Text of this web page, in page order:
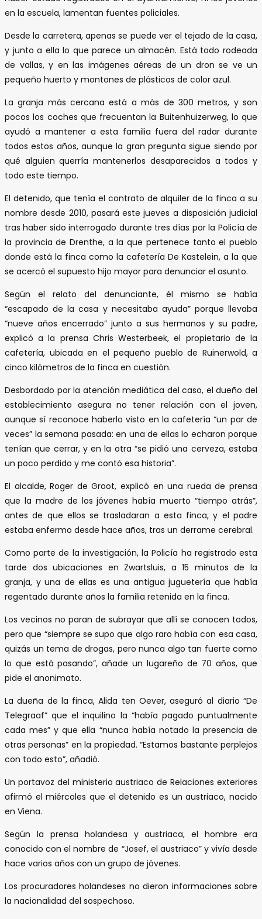
en la escuela, lamentan fuentes policiales.
Desde la carretera, apenas se puede ver el tejado de la casa,
y junto a ella lo que parece un almacén. Está todo rodeada
de vallas, y en las imágenes aéreas de un dron se ve un
pequeño huerto y montones de plásticos de color azul.
La granja más cercana está a más de 300 metros, y son
pocos los coches que frecuentan la Buitenhuizerweg, lo que
ayudó a mantener a esta familia fuera del radar durante
todos estos años, aunque la gran pregunta sigue siendo por
qué alguien querría mantenerlos desaparecidos a todos y
todo este tiempo.
El detenido, que tenía el contrato de alquiler de la finca a su
nombre desde 2010, pasará este jueves a disposición judicial
tras haber sido interrogado durante tres días por la Policía de
la provincia de Drenthe, a la que pertenece tanto el pueblo
donde está la finca como la cafetería De Kastelein, a la que
se acercó el supuesto hijo mayor para denunciar el asunto.
Según el relato del denunciante, él mismo se había
“escapado de la casa y necesitaba ayuda” porque llevaba
“nueve años encerrado” junto a sus hermanos y su padre,
explicó a la prensa Chris Westerbeek, el propietario de la
cafetería, ubicada en el pequeño pueblo de Ruinerwold, a
cinco kilómetros de la finca en cuestión.
Desbordado por la atención mediática del caso, el dueño del
establecimiento asegura no tener relación con el joven,
aunque sí reconoce haberlo visto en la cafetería “un par de
veces” la semana pasada: en una de ellas lo echaron porque
tenían que cerrar, y en la otra “se pidió una cerveza, estaba
un poco perdido y me contó esa historia”.
El alcalde, Roger de Groot, explicó en una rueda de prensa
que la madre de los jóvenes había muerto “tiempo atrás”,
antes de que ellos se trasladaran a esta finca, y el padre
estaba enfermo desde hace años, tras un derrame cerebral.
Como parte de la investigación, la Policía ha registrado esta
tarde dos ubicaciones en Zwartsluis, a 15 minutos de la
granja, y una de ellas es una antigua juguetería que había
regentado durante años la familia retenida en la finca.
Los vecinos no paran de subrayar que allí se conocen todos,
pero que “siempre se supo que algo raro había con esa casa,
quizás un tema de drogas, pero nunca algo tan fuerte como
lo que está pasando”, añade un lugareño de 70 años, que
pide el anonimato.
La dueña de la finca, Alida ten Oever, aseguró al diario “De
Telegraaf” que el inquilino la “había pagado puntualmente
cada mes” y que ella “nunca había notado la presencia de
otras personas” en la propiedad. “Estamos bastante perplejos
con todo esto”, añadió.
Un portavoz del ministerio austriaco de Relaciones exteriores
afirmó el miércoles que el detenido es un austriaco, nacido
en Viena.
Según la prensa holandesa y austriaca, el hombre era
conocido con el nombre de “Josef, el austriaco” y vivía desde
hace varios años con un grupo de jóvenes.
Los procuradores holandeses no dieron informaciones sobre
la nacionalidad del sospechoso.